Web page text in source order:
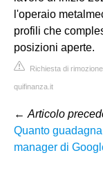
l'operaio
profili che
posizioni aperte.
Richiesta di
quifinanza.it
← Articolo
Quanto
manager di